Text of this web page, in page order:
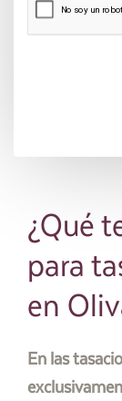
¿Qué
para
en
En las